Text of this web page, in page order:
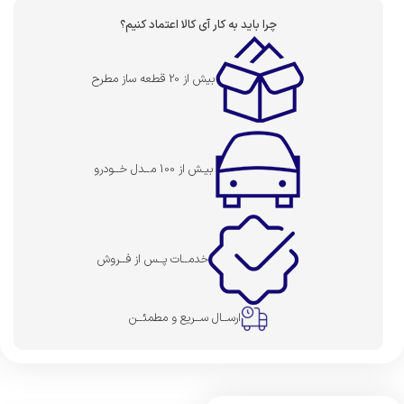
چرا باید به کار آی کالا اعتماد کنیم؟
بیش از 20 قطعه ساز مطرح
بیـش از 100 مــدل خــودرو
خدمــات پــس از فــروش
ارســال ســریع و مطمئــن